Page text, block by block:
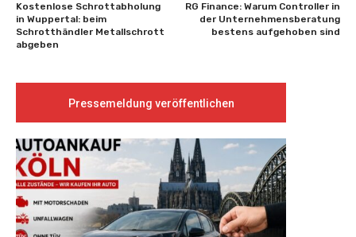
Kostenlose Schrottabholung
in Wuppertal: beim
Schrotthändler Metallschrott
abgeben
RG Finance: Warum Controller in
der Unternehmensberatung
bestens aufgehoben sind
Pressemeldung veröffentlichen